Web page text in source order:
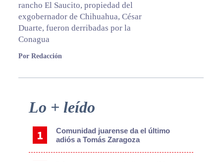
rancho El Saucito, propiedad del
exgobernador de Chihuahua, César
Duarte, fueron derribadas por la
Conagua
Por Redacción
Primary
Lo + leído
Comunidad juarense da el último
adiós a Tomás Zaragoza